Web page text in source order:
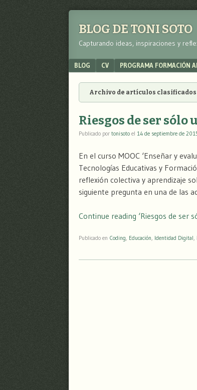
BLOG DE TONI SOTO
Capturando ideas, inspiraciones y
Menu
SKIP TO CONTENT
BLOG CV PROGRAMA FORMACIÓN
Archivo de artículos
Riesgos de ser
Publicado por tonisoto el 14 de septiembre de
En el curso MOOC ‘Enseñar y
Tecnologías Educativas y
reflexión colectiva y aprendizaje
siguiente pregunta en una de las
Continue reading ‘Riesgos de ser
Publicado en Coding, Educación, Identidad Digital,